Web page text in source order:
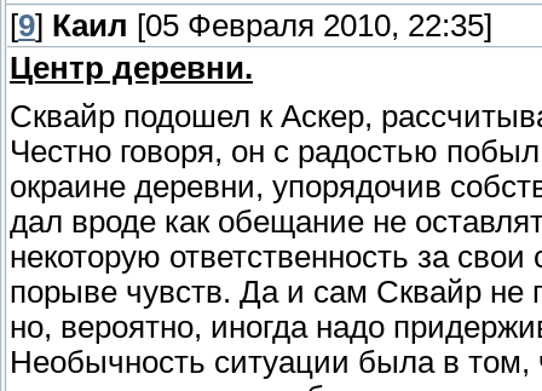
[9] Каил [05 Февраля 2010, 22:35]
Центр деревни.
Сквайр подошел к Аскер,
Честно говоря, он с радостью
окраине деревни, упорядочив
дал вроде как обещание не
некоторую ответственность за
порыве чувств. Да и сам Сквайр не
но, вероятно, иногда надо
Необычность ситуации была в том,